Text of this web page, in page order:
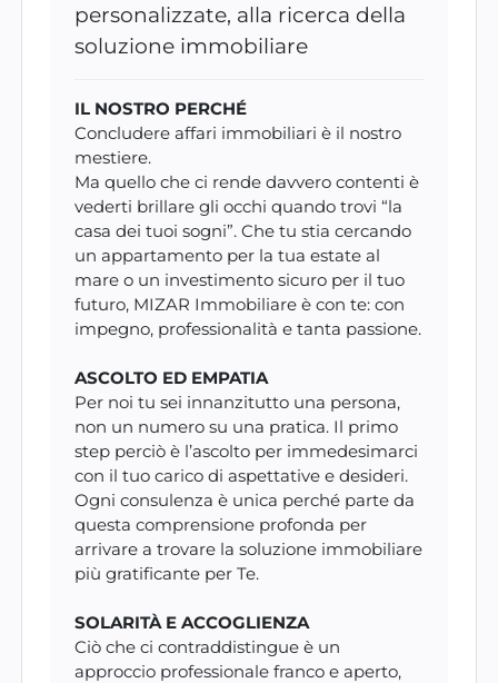
personalizzate, alla ricerca della
soluzione immobiliare
IL NOSTRO PERCHÉ
Concludere affari immobiliari è il nostro
mestiere.
Ma quello che ci rende davvero contenti è
vederti brillare gli occhi quando trovi “la
casa dei tuoi sogni”. Che tu stia cercando
un appartamento per la tua estate al
mare o un investimento sicuro per il tuo
futuro, MIZAR Immobiliare è con te: con
impegno, professionalità e tanta passione.
ASCOLTO ED EMPATIA
Per noi tu sei innanzitutto una persona,
non un numero su una pratica. Il primo
step perciò è l’ascolto per immedesimarci
con il tuo carico di aspettative e desideri.
Ogni consulenza è unica perché parte da
questa comprensione profonda per
arrivare a trovare la soluzione immobiliare
più gratificante per Te.
SOLARITÀ E ACCOGLIENZA
Ciò che ci contraddistingue è un
approccio professionale franco e aperto,